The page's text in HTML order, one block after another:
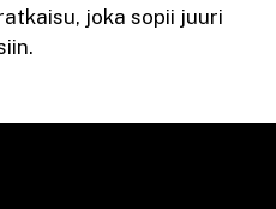
joka sopii juuri